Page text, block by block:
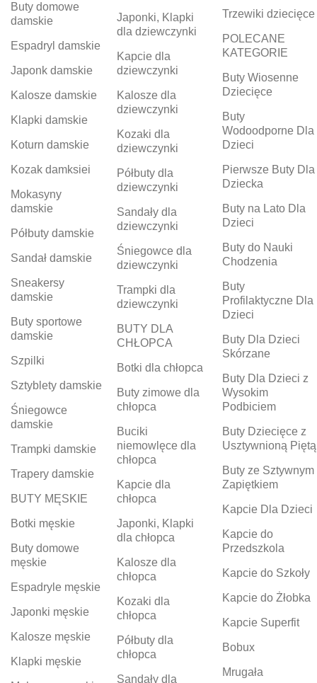
Buty domowe
damskie
Espadryl damskie
Japonk damskie
Kalosze damskie
Klapki damskie
Koturn damskie
Kozak damksiei
Mokasyny
damskie
Półbuty damskie
Sandał damskie
Sneakersy
damskie
Buty sportowe
damskie
Szpilki
Sztyblety damskie
Śniegowce
damskie
Trampki damskie
Trapery damskie
BUTY MĘSKIE
Botki męskie
Buty domowe
męskie
Espadryle męskie
Japonki męskie
Kalosze męskie
Klapki męskie
Japonki, Klapki
dla dziewczynki
Kapcie dla
dziewczynki
Kalosze dla
dziewczynki
Kozaki dla
dziewczynki
Półbuty dla
dziewczynki
Sandały dla
dziewczynki
Śniegowce dla
dziewczynki
Trampki dla
dziewczynki
BUTY DLA
CHŁOPCA
Botki dla chłopca
Buty zimowe dla
chłopca
Buciki
niemowlęce dla
chłopca
Kapcie dla
chłopca
Japonki, Klapki
dla chłopca
Kalosze dla
chłopca
Kozaki dla
chłopca
Półbuty dla
chłopca
Sandały dla
Trzewiki dziecięce
POLECANE
KATEGORIE
Buty Wiosenne
Dziecięce
Buty
Wodoodporne Dla
Dzieci
Pierwsze Buty Dla
Dziecka
Buty na Lato Dla
Dzieci
Buty do Nauki
Chodzenia
Buty
Profilaktyczne Dla
Dzieci
Buty Dla Dzieci
Skórzane
Buty Dla Dzieci z
Wysokim
Podbiciem
Buty Dziecięce z
Usztywnioną Piętą
Buty ze Sztywnym
Zapiętkiem
Kapcie Dla Dzieci
Kapcie do
Przedszkola
Kapcie do Szkoły
Kapcie do Żłobka
Kapcie Superfit
Bobux
Mrugała